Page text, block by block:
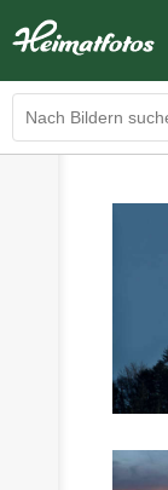
WIR